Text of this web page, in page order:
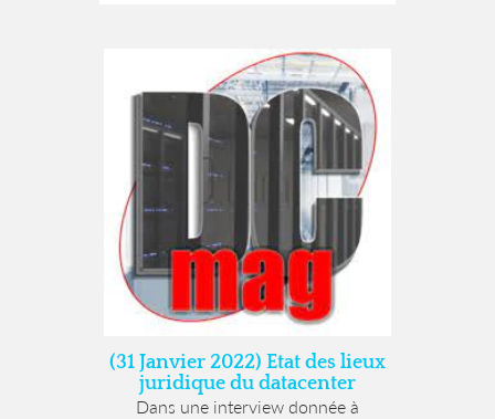
(31 Janvier 2022) Etat des lieux
juridique du datacenter
Dans une interview donnée à